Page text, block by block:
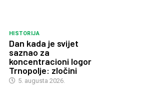
HISTORIJA
Dan kada je svijet
saznao za
koncentracioni logor
Trnopolje: zločini
5. augusta 2026.